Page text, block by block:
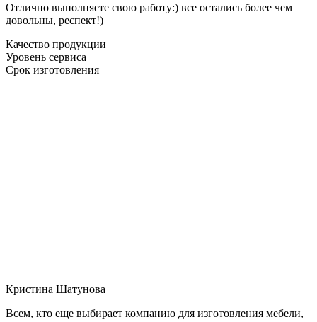
Отлично выполняете свою работу:) все остались более чем
довольны, респект!)
Качество продукции
Уровень сервиса
Срок изготовления
Кристина Шатунова
Всем, кто еще выбирает компанию для изготовления мебели,